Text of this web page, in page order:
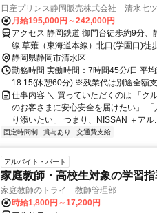
日産プリンス静岡販売株式会社 清水七
月給195,000円～242,000円
アクセス 静岡鉄道 御門台徒歩約9分
線 草薙（東海道本線）北口(学園口)徒
静岡県静岡市清水区
勤務時間 実働時間：7時間45分/日 平
18:15(休憩60分) ※残業代は別途全額
仕事内容 ＼ 買っていただくのは 「ク
のお客さまに安心安全を届けたい」
り添いたい」 つまり、NISSAN ＋アル
固定時間制 賞与あり 交通費支給
アルバイト・パート
家庭教師・高校生対象の学習
家庭教師のトライ 教師管理部
時給1,800円～17,200円